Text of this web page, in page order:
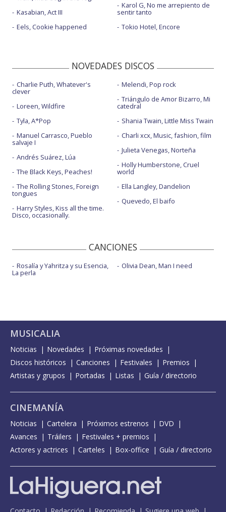
Kasabian, Act III
Eels, Cookie happened
Karol G, No me arrepiento de
sentir tanto
Tokio Hotel, Encore
NOVEDADES DISCOS
Charlie Puth, Whatever's
clever
Loreen, Wildfire
Tyla, A*Pop
Manuel Carrasco, Pueblo
salvaje I
Andrés Suárez, Lúa
The Black Keys, Peaches!
The Rolling Stones, Foreign
tongues
Harry Styles, Kiss all the time.
Disco, occasionally.
Melendi, Pop rock
Triángulo de Amor Bizarro, Mi
catedral
Shania Twain, Little Miss Twain
Charli xcx, Music, fashion, film
Julieta Venegas, Norteña
Holly Humberstone, Cruel
world
Ella Langley, Dandelion
Quevedo, El baifo
CANCIONES
Rosalía y Yahritza y su Esencia,
La perla
Olivia Dean, Man I need
MUSICALIA
Noticias Novedades
Próximas novedades
Discos históricos
Canciones Festivales
Premios
Artistas y grupos
Portadas Listas Guía / directorio
CINEMANÍA
Noticias Cartelera Próximos estrenos
DVD
Avances
Tráilers
Festivales + premios
Actores y actrices
Carteles Box-office Guía / directorio